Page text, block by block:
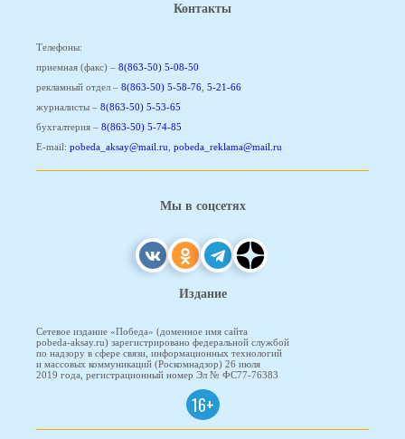
Контакты
Телефоны:
приемная (факс) – 8(863-50) 5-08-50
рекламный отдел – 8(863-50) 5-58-76 5-21-66
журналисты – 8(863-50) 5-53-65
бухгалтерия – 8(863-50) 5-74-85
E-mail: pobeda_aksay@mail.ru pobeda_reklama@mail.ru
Мы в соцсетях
Издание
Сетевое издание «Победа» (доменное имя сайта
pobeda-aksay.ru) зарегистрировано федеральной службой
по надзору в сфере связи, информационных технологий
и массовых коммуникаций (Роскомнадзор) 26 июля
2019 года, регистрационный номер Эл № ФС77-76383
16+